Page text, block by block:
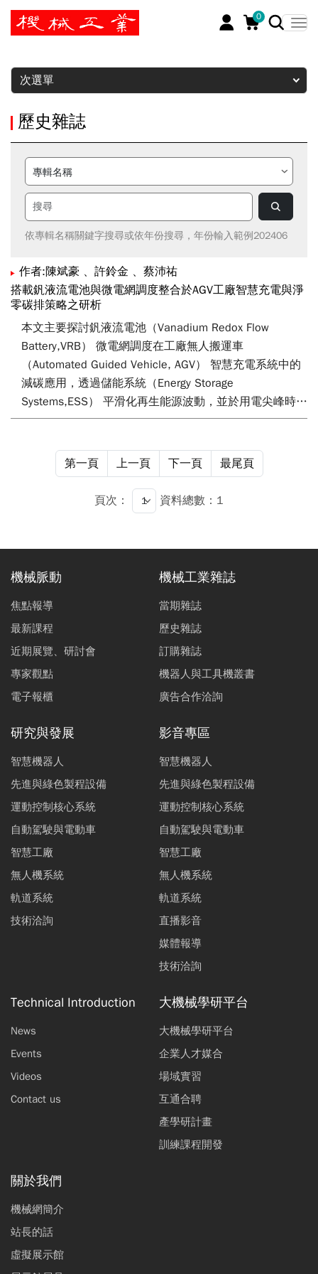
0
暫停
次選單
歷史雜誌
依專輯名稱關鍵字搜尋或依年份搜尋，年份輸入範例202406
作者:陳斌豪 、許鈴金 、蔡沛祐
搭載釩液流電池與微電網調度整合於AGV工廠智慧充電與淨
零碳排策略之研析
本文主要探討釩液流電池（Vanadium Redox Flow
Battery,VRB） 微電網調度在工廠無人搬運車
（Automated Guided Vehicle, AGV） 智慧充電系統中的
減碳應用，透過儲能系統（Energy Storage
Systems,ESS） 平滑化再生能源波動，並於用電尖峰時釋
放電能，達成削峰填谷與最佳能源效益目標，於分散式能
的系統之一；該系統具備高穩定性、長壽命、彈性設計與
功率易於擴充等特性，有助於提升再生能源利用率並優化
局部工業場域AGV充電管理。本文介紹利用
Matlab/Simulink軟體建構微電網系統模型，並對應所設
BMS） 與生產排程調度，降低對市電依賴，以期有效減
少碳排放並促進智慧工廠實現低碳轉型與淨零碳排目標。
第一頁 上一頁 下一頁 最尾頁
頁次： 資料總數：1
機械脈動
焦點報導
最新課程
近期展覽、研討會
專家觀點
電子報櫃
機械工業雜誌
當期雜誌
歷史雜誌
訂購雜誌
機器人與工具機叢書
廣告合作洽詢
研究與發展
智慧機器人
先進與綠色製程設備
運動控制核心系統
自動駕駛與電動車
智慧工廠
無人機系統
軌道系統
技術洽詢
影音專區
智慧機器人
先進與綠色製程設備
運動控制核心系統
自動駕駛與電動車
智慧工廠
無人機系統
軌道系統
直播影音
媒體報導
技術洽詢
Technical Introduction
News
Events
Videos
Contact us
大機械學研平台
大機械學研平台
企業人才媒合
場域實習
互通合聘
產學研計畫
訓練課程開發
關於我們
機械網簡介
站長的話
虛擬展示館